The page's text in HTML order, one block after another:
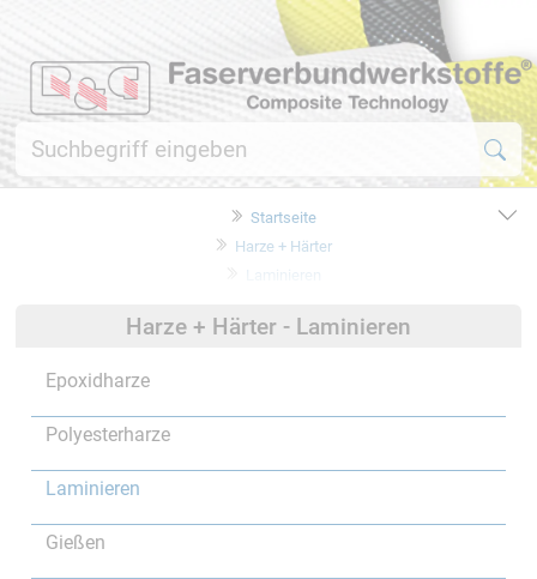
Startseite
Harze + Härter
Harze + Härter - Laminieren
Epoxidharze
Polyesterharze
Laminieren
Gießen